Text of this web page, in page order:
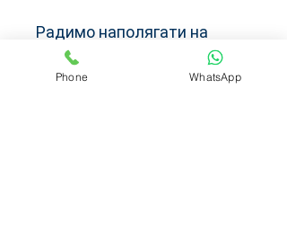
Радимо наполягати на
підписанні саме такої
редакції договору оренди.
Phone WhatsApp